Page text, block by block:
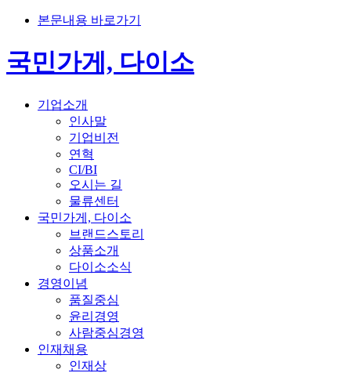
본문내용 바로가기
국민가게, 다이소
기업소개
인사말
기업비전
연혁
CI/BI
오시는 길
물류센터
국민가게, 다이소
브랜드스토리
상품소개
다이소소식
경영이념
품질중심
윤리경영
사람중심경영
인재채용
인재상